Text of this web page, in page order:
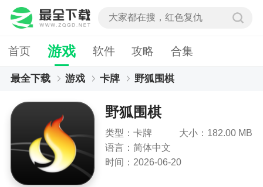
首页 游戏 软件 攻略 合集
最全下载 游戏 卡牌 野狐围棋
野狐围棋
类型：卡牌
大小：182.00 MB
语言：简体中文
时间：2026-06-20